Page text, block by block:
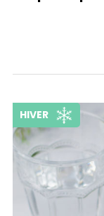
HIVER